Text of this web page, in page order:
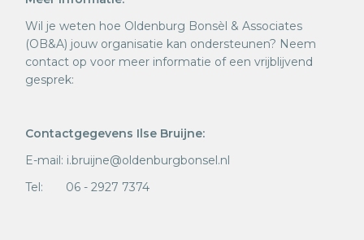
Wil je weten hoe Oldenburg Bonsèl & Associates
(OB&A) jouw organisatie kan ondersteunen? Neem
contact op voor meer informatie of een vrijblijvend
gesprek:
Contactgegevens Ilse Bruijne:
E-mail: i.bruijne@oldenburgbonsel.nl
Tel: 06 - 2927 7374